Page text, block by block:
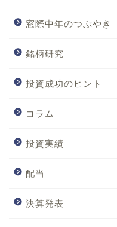
窓際中年のつぶやき
銘柄研究
投資成功のヒント
コラム
投資実績
配当
決算発表